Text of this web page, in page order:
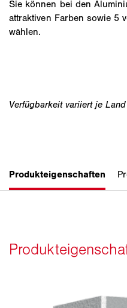
Sie können bei den
attraktiven Farben sowie 5
wählen.